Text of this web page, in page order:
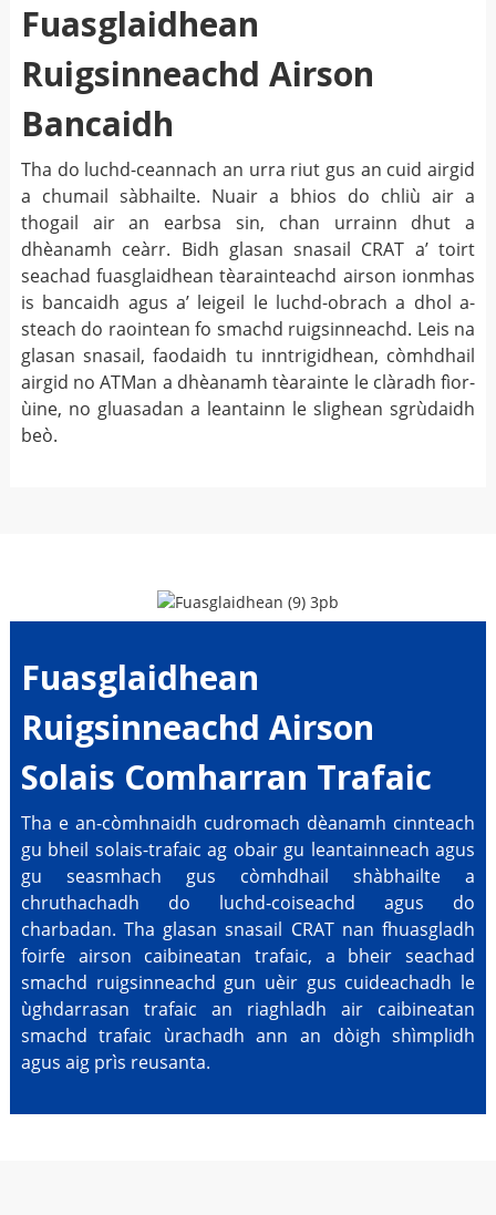
Fuasglaidhean
Ruigsinneachd Airson
Bancaidh
Tha do luchd-ceannach an urra riut gus an cuid airgid
a chumail sàbhailte. Nuair a bhios do chliù air a
thogail air an earbsa sin, chan urrainn dhut a
dhèanamh ceàrr. Bidh glasan snasail CRAT a’ toirt
seachad fuasglaidhean tèarainteachd airson ionmhas
is bancaidh agus a’ leigeil le luchd-obrach a dhol a-
steach do raointean fo smachd ruigsinneachd. Leis na
glasan snasail, faodaidh tu inntrigidhean, còmhdhail
airgid no ATMan a dhèanamh tèarainte le clàradh fìor-
ùine, no gluasadan a leantainn le slighean sgrùdaidh
beò.
Fuasglaidhean
Ruigsinneachd Airson
Solais Comharran Trafaic
Tha e an-còmhnaidh cudromach dèanamh cinnteach
gu bheil solais-trafaic ag obair gu leantainneach agus
gu seasmhach gus còmhdhail shàbhailte a
chruthachadh do luchd-coiseachd agus do
charbadan. Tha glasan snasail CRAT nan fhuasgladh
foirfe airson caibineatan trafaic, a bheir seachad
smachd ruigsinneachd gun uèir gus cuideachadh le
ùghdarrasan trafaic an riaghladh air caibineatan
smachd trafaic ùrachadh ann an dòigh shìmplidh
agus aig prìs reusanta.